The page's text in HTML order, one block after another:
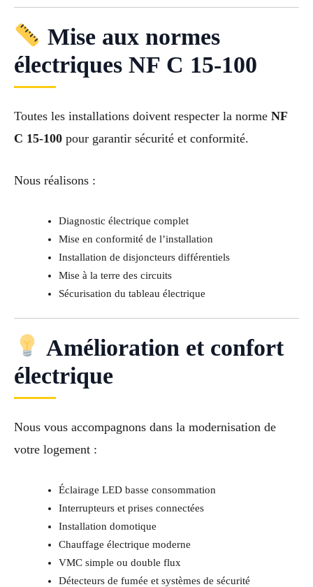
Mise aux normes
électriques NF C 15-100
Toutes les installations doivent respecter la norme NF
C 15-100 pour garantir sécurité et conformité.
Nous réalisons :
Diagnostic électrique complet
Mise en conformité de l’installation
Installation de disjoncteurs différentiels
Mise à la terre des circuits
Sécurisation du tableau électrique
Amélioration et confort
électrique
Nous vous accompagnons dans la modernisation de
votre logement :
Éclairage LED basse consommation
Interrupteurs et prises connectées
Installation domotique
Chauffage électrique moderne
VMC simple ou double flux
Détecteurs de fumée et systèmes de sécurité